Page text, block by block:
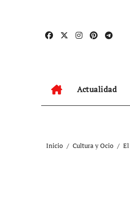
Actualidad
Inicio Cultura y Ocio